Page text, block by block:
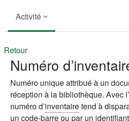
Activité
Retour
Numéro
Numéro unique attribué à un
réception à la bibliothèque. Avec
numéro d’inventairetend à
un code-barreou par un identifiant